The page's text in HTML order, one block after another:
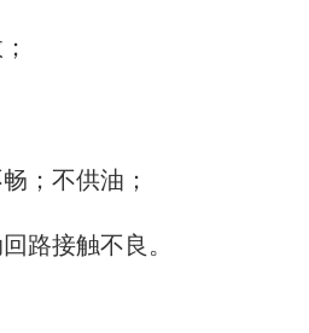
；不供油；
路接触不良。